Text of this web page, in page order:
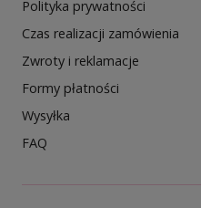
Polityka prywatności
Czas realizacji zamówienia
Zwroty i reklamacje
Formy płatności
Wysyłka
FAQ